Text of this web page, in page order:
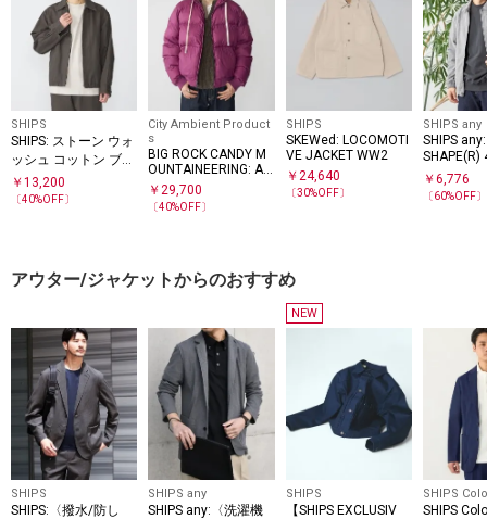
SHIPS
SHIPS: ストーン ウォ
ッシュ コットン ブル
ゾン (セットアップ対
応)
￥ 13,200
〔40%OFF〕
City Ambient Product
s
BIG ROCK CANDY M
OUNTAINEERING: AL
PINE JACKET
￥29,700
〔40%OFF〕
SHIPS
SKEWed: LOCOMOTI
VE JACKET WW2
￥ 24,640
〔30%OFF〕
SHIPS any
SHIPS
SHAPE(R)
レッチ シ
ゾン◇
￥6,776
〔60%OFF〕
アウター/ジャケットからのおすすめ
SHIPS
SHIPS:〈撥水/防し
SHIPS any
SHIPS any:〈洗濯機
NEW
SHIPS
【SHIPS EXCLUSIV
SHIPS
SHIPS